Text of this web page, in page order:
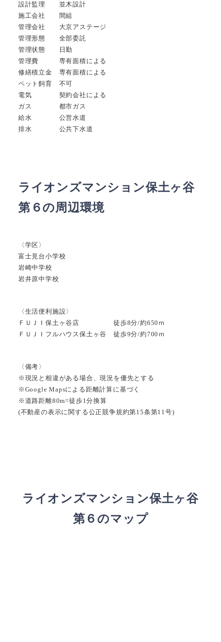
設計監理 並木設計
施工会社 間組
管理会社 大京アステージ
管理形態 全部委託
管理状態 日勤
管理費 専有面積による
修繕積立金 専有面積による
ペット飼育 不可
電気 契約会社による
ガス 都市ガス
給水 公営水道
排水 公共下水道
ライオンズマンション保土ヶ谷
第６の周辺環境
〈学区〉
富士見台小学校
岩崎中学校
岩井原中学校
〈生活便利施設〉
ＦＵＪＩ保土ヶ谷店 徒歩8分/約650ｍ
ＦＵＪＩフルハウス保土ヶ谷 徒歩9分/約700ｍ
〈備考〉
※現況と相違がある場合、現況を優先とする
※Google Mapsによる距離計算に基づく
※道路距離80m=徒歩1分換算
(不動産の表示に関する公正競争規約第15条第11号)
ライオンズマンション保土ヶ谷
第６のマップ